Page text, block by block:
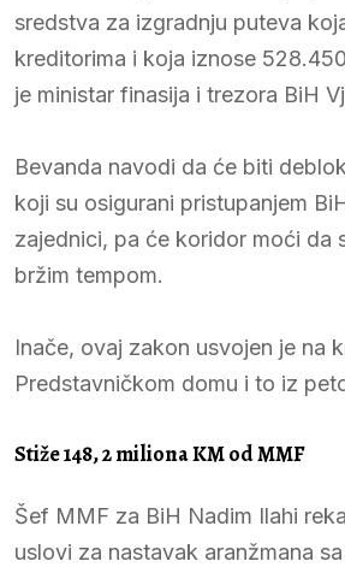
sredstva za izgradnju puteva
kreditorima i koja iznose
je ministar finasija i trezora BiH
Bevanda navodi da će biti
koji su osigurani pristupanjem
zajednici, pa će koridor moći da
bržim tempom.
Inače, ovaj zakon usvojen je na
Predstavničkom domu i to iz
Stiže 148, 2 miliona KM od MMF
Šef MMF za BiH Nadim Ilahi
uslovi za nastavak aranžmana